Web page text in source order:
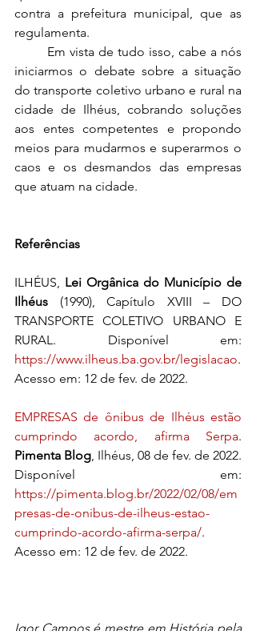
contra a prefeitura municipal, que as
regulamenta.
iniciarmos o debate sobre a situação
do transporte coletivo urbano e rural na
cidade de Ilhéus, cobrando soluções
aos entes competentes e propondo
meios para mudarmos e superarmos o
caos e os desmandos das empresas
que atuam na cidade.
Referências
ILHÉUS, Lei Orgânica do Município de
Ilhéus (1990), Capítulo XVIII – DO
TRANSPORTE COLETIVO URBANO E
https://www.ilheus.ba.gov.br/legislacao.
Acesso em: 12 de fev. de 2022.
EMPRESAS de ônibus de Ilhéus estão
cumprindo acordo, afirma Serpa
Pimenta Blog , Ilhéus, 08 de fev. de 2022.
https://pimenta.blog.br/2022/02/08/em
presas-de-onibus-de-ilheus-estao-
cumprindo-acordo-afirma-serpa/.
Acesso em: 12 de fev. de 2022.
Igor Campos é mestre em História pela